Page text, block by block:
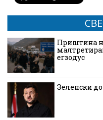
Приштина
егзодус
Зеленски